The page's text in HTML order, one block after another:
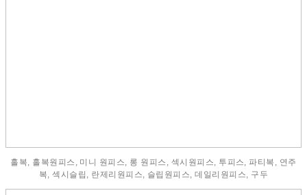
홀복, 홀복원피스, 미니 원피스, 롱 원피스, 섹시원피스, 투피스, 파티복, 연주
복, 섹시슬립, 란제리원피스, 슬립원피스, 데일리원피스, 구두